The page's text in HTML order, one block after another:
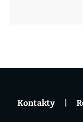
Kontakty